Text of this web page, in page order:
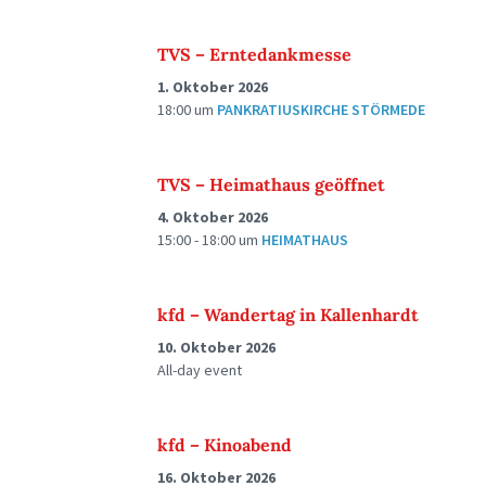
TVS – Erntedankmesse
1. Oktober 2026
18:00um PANKRATIUSKIRCHE STÖRMEDE
TVS – Heimathaus geöffnet
4. Oktober 2026
15:00 - 18:00um HEIMATHAUS
kfd – Wandertag in Kallenhardt
10. Oktober 2026
All-day event
kfd – Kinoabend
16. Oktober 2026